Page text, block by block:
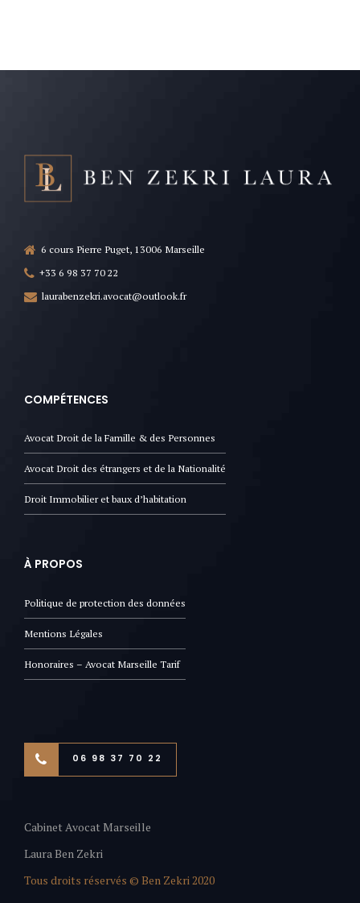
6 cours Pierre Puget, 13006 Marseille
+33 6 98 37 70 22
laurabenzekri.avocat@outlook.fr
COMPÉTENCES
Avocat Droit de la Famille & des Personnes
Avocat Droit des étrangers et de la Nationalité
Droit Immobilier et baux d’habitation
À PROPOS
Politique de protection des données
Mentions Légales
Honoraires – Avocat Marseille Tarif
06 98 37 70 22
Cabinet Avocat Marseille
Laura Ben Zekri
Tous droits réservés © Ben Zekri 2020